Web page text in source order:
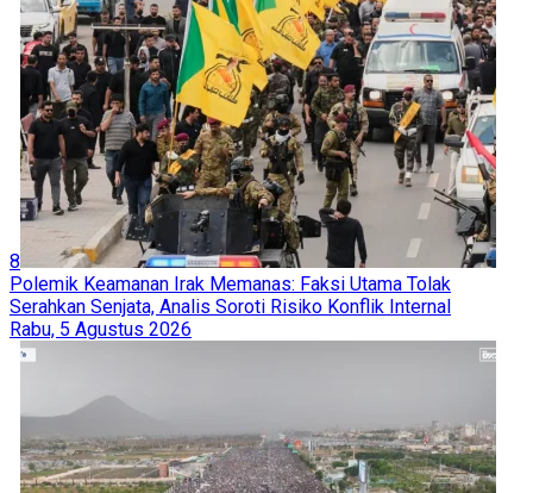
8
Polemik Keamanan Irak Memanas: Faksi Utama Tolak
Serahkan Senjata, Analis Soroti Risiko Konflik Internal
Rabu, 5 Agustus 2026